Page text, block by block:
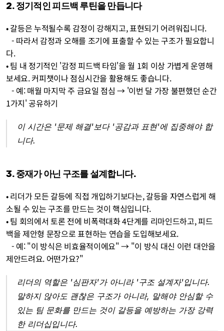
2. 정기적인 피드백 루틴을 만듭니다
• 갈등은 누적될수록 감정이 강해지고, 표현되기 어려워집니다.
   - 따라서 감정과 오해를 조기에 표출할 수 있는 구조가 필요합니
다.
• 팀 내 정기적인 '감정 피드백 타임'을 월 1회 이상 가볍게 운영해
보세요. 커피챗이나 점심시간을 활용해도 좋습니다.
   - 예: 매월 마지막 주 금요일 점심 → '이번 달 가장 불편했던 순간
1가지' 공유하기
이 시간은 '문제 해결'보다 '공감과 표현'에 집중해야 합
니다.
3. 중재가 아닌 구조를 설계합니다.
• 리더가 모든 갈등에 직접 개입하기보다는, 갈등을 자연스럽게 해
소될 수 있는 구조를 만드는 것이 핵심입니다.
• 팀 회의에서 토론 전에 비폭력대화 4단계를 리마인드하고, 피드
백을 제안형 문장으로 표현하는 연습을 도입해보세요.
   - 예: "이 방식은 비효율적이에요" → "이 방식 대신 이런 대안을
제안드려요. 어떤가요?"
리더의 역할은 '심판자'가 아니라 '구조 설계자'입니다.
말하지 않아도 괜찮은 구조가 아니라, 말해야 안심할 수
있는 팀 문화를 만드는 것이 갈등을 예방하는 가장 강력
한 리더십입니다.